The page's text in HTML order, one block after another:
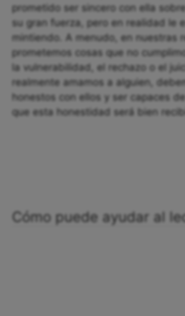
prometido ser sincero con ella
su gran fuerza, pero en realidad le
mintiendo. A menudo, en nuestras
prometemos cosas que no
la vulnerabilidad, el rechazo o el
realmente amamos a alguien,
honestos con ellos y ser capaces
que esta honestidad será bien
Cómo puede ayudar al